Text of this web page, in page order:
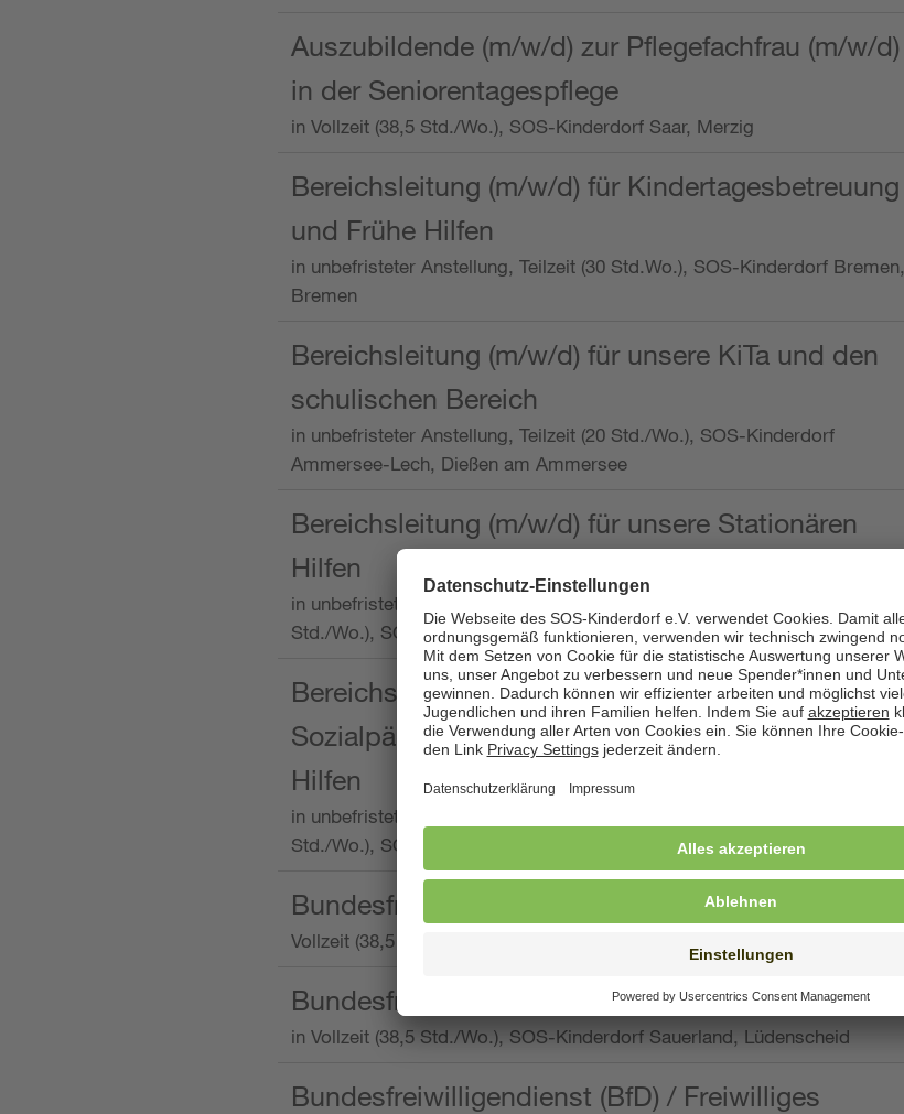
Auszubildende (m/w/d) zur Pflegefachfrau (m/w/d)
in der Seniorentagespflege
in Vollzeit (38,5 Std./Wo.), SOS-Kinderdorf Saar, Merzig
Bereichsleitung (m/w/d) für Kindertagesbetreuung
und Frühe Hilfen
in unbefristeter Anstellung, Teilzeit (30 Std.Wo.), SOS-Kinderdorf Bremen,
Bremen
Bereichsleitung (m/w/d) für unsere KiTa und den
schulischen Bereich
in unbefristeter Anstellung, Teilzeit (20 Std./Wo.), SOS-Kinderdorf
Ammersee-Lech, Dießen am Ammersee
Bereichsleitung (m/w/d) für unsere Stationären
Hilfen
in unbefristeter Anstellung, Vollzeit oder Teilzeit (mind. 30 - max. 38,5
Std./Wo.), SOS-Kinderdorf Worpswede,
Bereichsleitung mit der Qualifikation als
Sozialpädagogin (m/w/d) und die Ambulanten
Hilfen
in unbefristeter Anstellung, Vollzeit oder Teilzeit (min. 34 bis max. 38,5
Std./Wo.), SOS-Kinderdorf Oberpfalz, Immenreuth
Bundesfreiwilligendienst
Vollzeit (38,5 Stunden pro Woche), SOS-Kinderdorf Düsseldorf
Bundesfreiwilligendienst
in Vollzeit (38,5 Std./Wo.), SOS-Kinderdorf Sauerland, Lüdenscheid
Bundesfreiwilligendienst (BfD) / Freiwilliges